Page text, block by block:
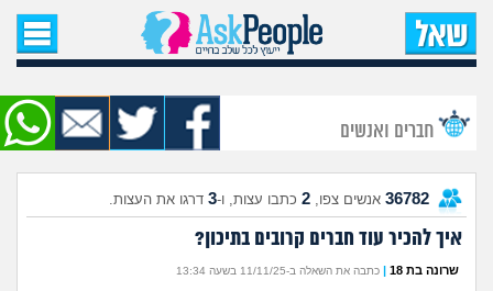
עמוד הבית
שאל שאלה
שאלות חדשות
שאלות שעוררו עניין
עצות חדשות
חברים ואנשים
36782 אנשים צפו, 2 כתבו עצות, ו-3 דרגו את העצות.
איך להכיר עוד חברים קרובים בתיכון?
שרונה בת 18 | כתבה את השאלה ב-11/11/25 בשעה 13:34